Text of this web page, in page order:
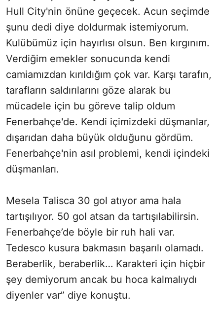
Hull City'nin önüne geçecek. Acun seçimde
şunu dedi diye doldurmak istemiyorum.
Kulübümüz için hayırlısı olsun. Ben kırgınım.
Verdiğim emekler sonucunda kendi
camiamızdan kırıldığım çok var. Karşı tarafın,
tarafların saldırılarını göze alarak bu
mücadele için bu göreve talip oldum
Fenerbahçe'de. Kendi içimizdeki düşmanlar,
dışarıdan daha büyük olduğunu gördüm.
Fenerbahçe'nin asıl problemi, kendi içindeki
düşmanları.
Mesela Talisca 30 gol atıyor ama hala
tartışılıyor. 50 gol atsan da tartışılabilirsin.
Fenerbahçe’de böyle bir ruh hali var.
Tedesco kusura bakmasın başarılı olamadı.
Beraberlik, beraberlik… Karakteri için hiçbir
şey demiyorum ancak bu hoca kalmalıydı
diyenler var” diye konuştu.